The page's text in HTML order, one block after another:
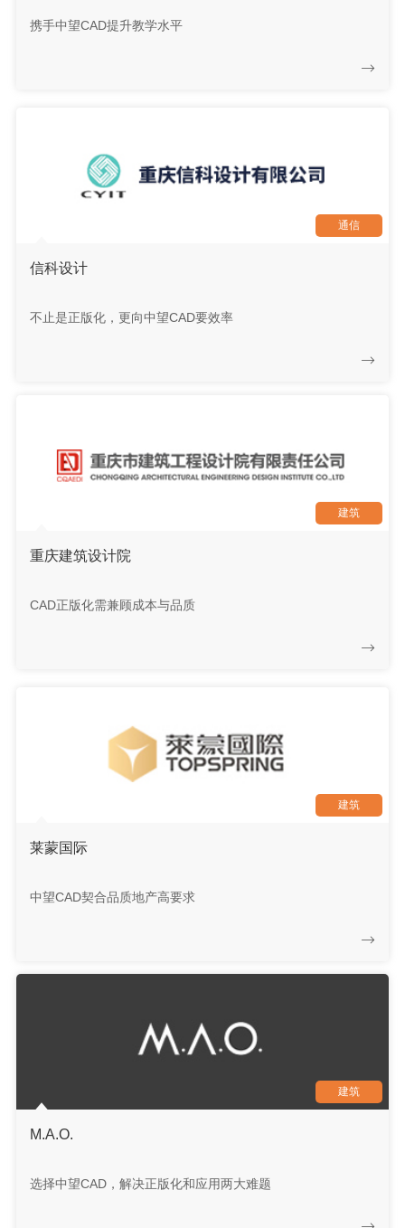
携手中望CAD提升教学水平
通信
信科设计
不止是正版化，更向中望CAD要效率
建筑
重庆建筑设计院
CAD正版化需兼顾成本与品质
建筑
莱蒙国际
中望CAD契合品质地产高要求
建筑
M.A.O.
选择中望CAD，解决正版化和应用两大难题